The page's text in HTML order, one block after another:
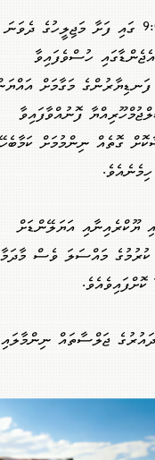
މާދަމާ ހެނދުނު 9:00 ގައި ފަށާ މަޖިލީހުގެ ދެވަނަ
ހުސްވެފައިވާ
މަގާމަށް
ފޮނުއްވާފައިވާ
ގޮތެއް ނިންމުމަށް ކަމާބެހޭ
ޔޫކްރެއިނާއި އަޔަލޭންޑަށް
މައްސަލަ ވެސް
ޖަލްސާތައް ނިންމާލައި މަޖިލިސް